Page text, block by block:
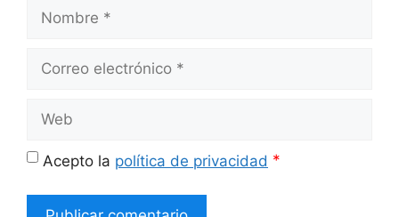
electrónico
Acepto la política de privacidad *